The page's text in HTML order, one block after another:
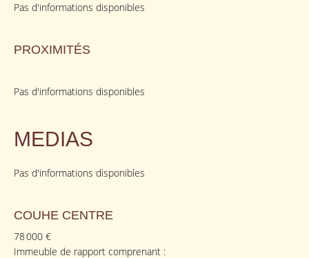
Pas d'informations disponibles
PROXIMITÉS
Pas d'informations disponibles
MEDIAS
Pas d'informations disponibles
COUHE CENTRE
78 000 €
Immeuble de rapport comprenant :